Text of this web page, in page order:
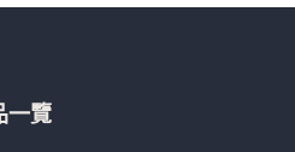
一覽